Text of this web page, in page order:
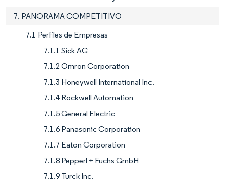
7. PANORAMA COMPETITIVO
7.1 Perfiles de Empresas
7.1.1 Sick AG
7.1.2 Omron Corporation
7.1.3 Honeywell International Inc.
7.1.4 Rockwell Automation
7.1.5 General Electric
7.1.6 Panasonic Corporation
7.1.7 Eaton Corporation
7.1.8 Pepperl + Fuchs GmbH
7.1.9 Turck Inc.